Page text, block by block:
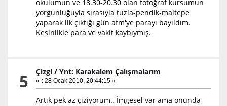
okulumun ve 18.30-20.30 olan fotoğraf kursumun
yorgunluğuyla sırasıyla tuzla-pendik-maltepe
yaparak ilk çıktığı gün afm'ye parayı bayıldım.
Kesinlikle para ve vakit kaybıymış.
5 Çizgi /Ynt: Karakalem Çalışmalarım
« : 28 Ocak 2010, 20:44:15 »
Artık pek az çiziyorum.. İmgesel var ama onunda